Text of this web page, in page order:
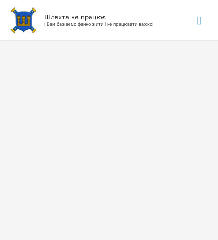
Шляхта не працює
І Вам бажаємо файно жити і не працювати важко!